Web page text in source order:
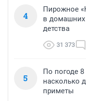
4
Пирожное
в домашних
детства
31 373
5
По погоде
насколько
приметы